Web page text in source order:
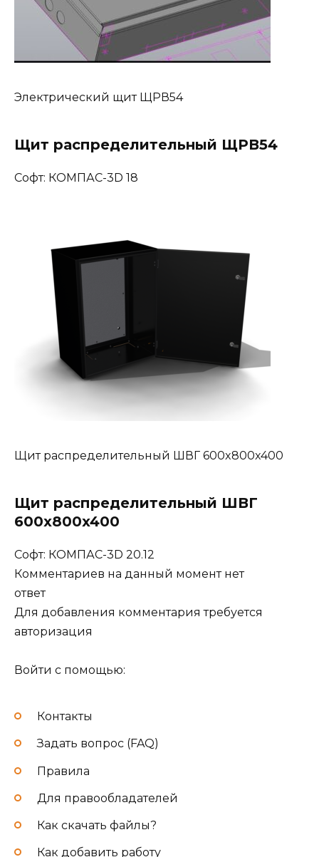
Электрический щит ЩРВ54
Щит распределительный ЩРВ54
Софт: КОМПАС-3D 18
Щит распределительный ШВГ 600x800x400
Щит распределительный ШВГ
600x800x400
Софт: КОМПАС-3D 20.12
Комментариев на данный момент нет
ответ
Для добавления комментария требуется
авторизация
Войти с помощью:
Контакты
Задать вопрос (FAQ)
Правила
Для правообладателей
Как cкачать файлы?
Как добавить работу